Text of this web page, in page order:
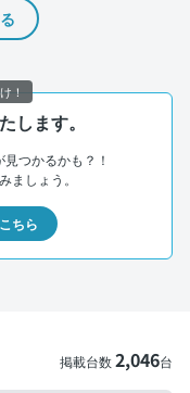
します。
つかるかも？！
ましょう。
ちら
掲載台数2,046台
！